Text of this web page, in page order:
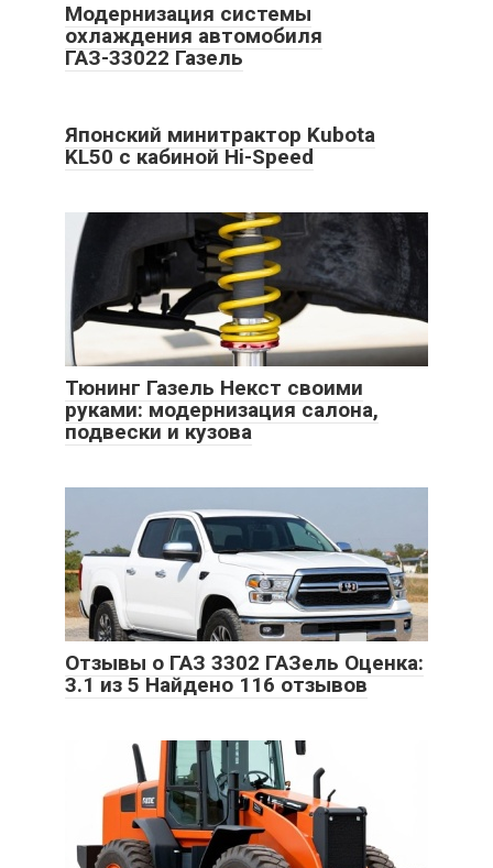
Модернизация системы
охлаждения автомобиля
ГАЗ-33022 Газель
Японский минитрактор Kubota
KL50 с кабиной Hi-Speed
Тюнинг Газель Некст своими
руками: модернизация салона,
подвески и кузова
Отзывы о ГАЗ 3302 ГАЗель Оценка:
3.1 из 5 Найдено 116 отзывов